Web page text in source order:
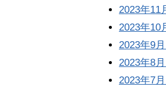
2023年11
2023年10
2023年9月
2023年8月
2023年7月